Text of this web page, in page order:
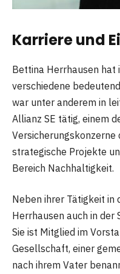
Karriere und
Bettina Herrhausen hat
verschiedene
war unter anderem in
Allianz SE tätig, einem
strategische Projekte
Bereich Nachhaltigkeit.
Neben ihrer Tätigkeit
Herrhausen auch in
Sie ist Mitglied im
Gesellschaft, einer
nach ihrem Vater